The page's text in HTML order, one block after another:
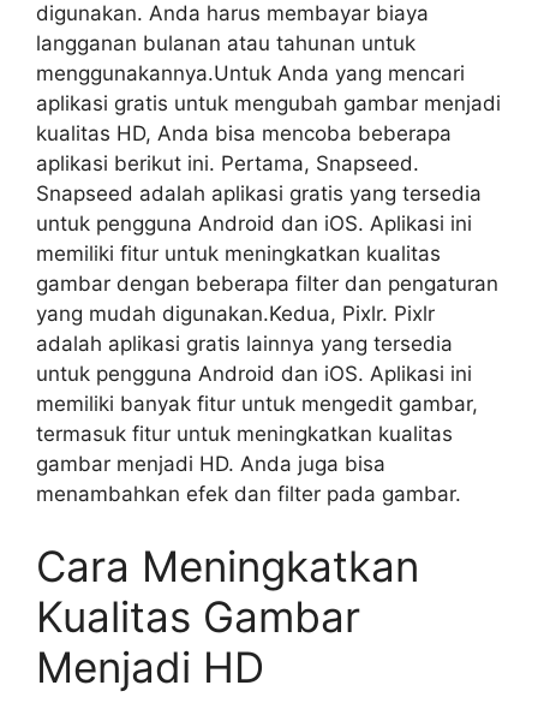
digunakan. Anda harus membayar biaya
langganan bulanan atau tahunan untuk
menggunakannya.Untuk Anda yang mencari
aplikasi gratis untuk mengubah gambar menjadi
kualitas HD, Anda bisa mencoba beberapa
aplikasi berikut ini. Pertama, Snapseed.
Snapseed adalah aplikasi gratis yang tersedia
untuk pengguna Android dan iOS. Aplikasi ini
memiliki fitur untuk meningkatkan kualitas
gambar dengan beberapa filter dan pengaturan
yang mudah digunakan.Kedua, Pixlr. Pixlr
adalah aplikasi gratis lainnya yang tersedia
untuk pengguna Android dan iOS. Aplikasi ini
memiliki banyak fitur untuk mengedit gambar,
termasuk fitur untuk meningkatkan kualitas
gambar menjadi HD. Anda juga bisa
menambahkan efek dan filter pada gambar.
Cara Meningkatkan
Kualitas Gambar
Menjadi HD